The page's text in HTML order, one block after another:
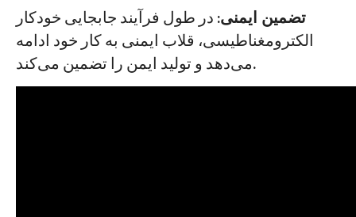
تضمین ایمنی: در طول فرآیند جابجایی خودکار
الکترومغناطیسی، قلاب ایمنی به کار خود ادامه
می‌دهد و تولید ایمن را تضمین می‌کند.